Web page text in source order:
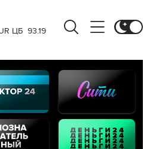
ЦБ 93.19